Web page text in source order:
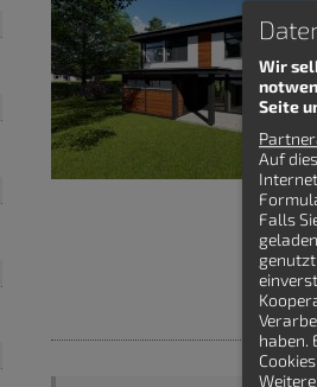
Wir
Seite
Auf
Falls
genutzt
haben.